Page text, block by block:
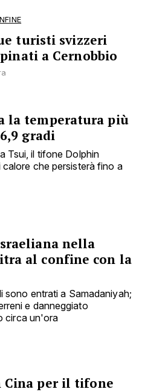
turisti svizzeri
a Cernobbio
la temperatura più
gradi
Tsui, il tifone Dolphin
che persisterà fino a
nella
al confine con la
sono entrati a Samadaniyah;
e danneggiato
circa un'ora
Cina per il tifone